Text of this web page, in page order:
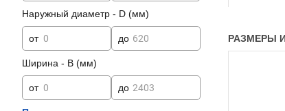
Наружный диаметр - D (мм)
от до
Ширина - B (мм)
от до
РАЗМЕРЫ И